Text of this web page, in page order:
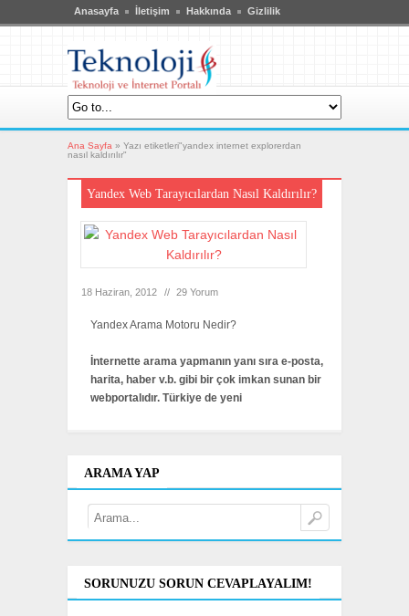
Anasayfa İletişim Hakkında Gizlilik
Ana Sayfa » Yazı etiketleri"yandex internet explorerdan
nasıl kaldırılır"
Yandex Web Tarayıcılardan Nasıl Kaldırılır?
18 Haziran, 2012 // 29 Yorum
Yandex Arama Motoru Nedir?
İnternette arama yapmanın yanı sıra e-posta,
harita, haber v.b. gibi bir çok imkan sunan bir
webportalıdır. Türkiye de yeni
ARAMA YAP
SORUNUZU SORUN CEVAPLAYALIM!